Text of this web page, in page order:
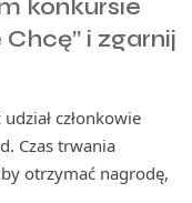
konkursie
i zgarnij
członkowie
Czas trwania
otrzymać nagrodę,